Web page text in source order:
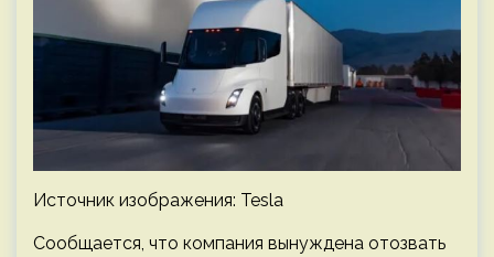
Источник изображения: Tesla
Сообщается, что компания вынуждена отозвать